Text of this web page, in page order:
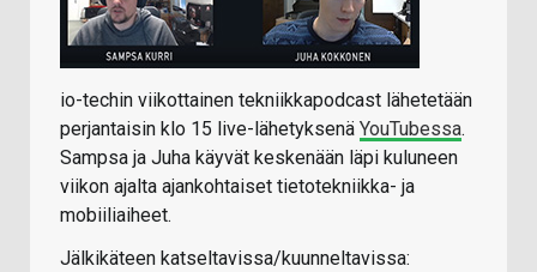
io-techin viikottainen tekniikkapodcast lähetetään
perjantaisin klo 15 live-lähetyksenä YouTubessa.
Sampsa ja Juha käyvät keskenään läpi kuluneen
viikon ajalta ajankohtaiset tietotekniikka- ja
mobiiliaiheet.
Jälkikäteen katseltavissa/kuunneltavissa: